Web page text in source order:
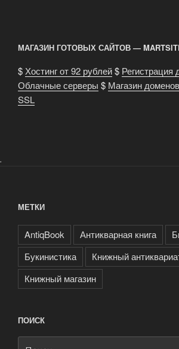
МАГАЗИН ГОТОВЫХ САЙТОВ —
$ Хостинг от 92 рублей$ Регистрация
Облачные серверы $ Магазин доменов
SSL
.
МЕТКИ
AntiqBook Антикварная книга
Букинистика
Книжный
Книжный магазин
ПОИСК